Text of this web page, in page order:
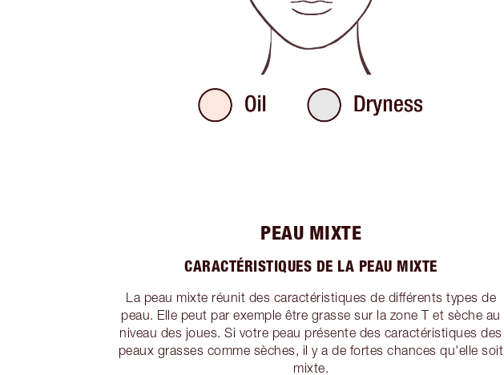
PEAU MIXTE
CARACTÉRISTIQUES DE LA PEAU MIXTE
La peau mixte réunit des caractéristiques de différents types de
peau. Elle peut par exemple être grasse sur la zone T et sèche au
niveau des joues. Si votre peau présente des caractéristiques des
peaux grasses comme sèches, il y a de fortes chances qu'elle soit
mixte.